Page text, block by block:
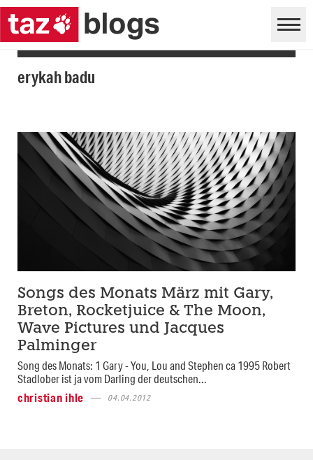
erykah badu
Songs des Monats März mit Gary,
Breton, Rocketjuice & The Moon,
Wave Pictures und Jacques
Palminger
Song des Monats: 1 Gary - You, Lou and Stephen ca 1995 Robert
Stadlober ist ja vom Darling der deutschen...
christian ihle
04.04.2012